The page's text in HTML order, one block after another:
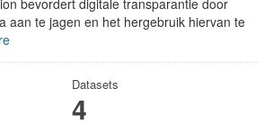
bevordert digitale transparantie door
aan te jagen en het hergebruik hiervan te
Datasets
4